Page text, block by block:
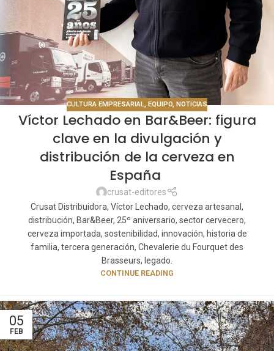
CULTURA EMPRESARIAL, EQUIPO, NOTICIAS
Víctor Lechado en Bar&Beer: figura
clave en la divulgación y
distribución de la cerveza en
España
crusat-editores
Crusat Distribuidora, Víctor Lechado, cerveza artesanal,
distribución, Bar&Beer, 25º aniversario, sector cervecero,
cerveza importada, sostenibilidad, innovación, historia de
familia, tercera generación, Chevalerie du Fourquet des
Brasseurs, legado.
CONTINUE READING
05
FEB